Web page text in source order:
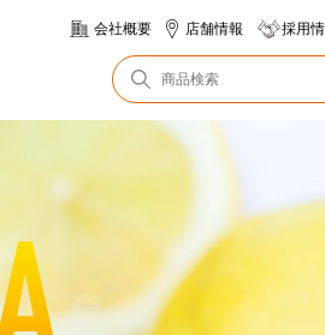
会社概要 店舗情報 採用